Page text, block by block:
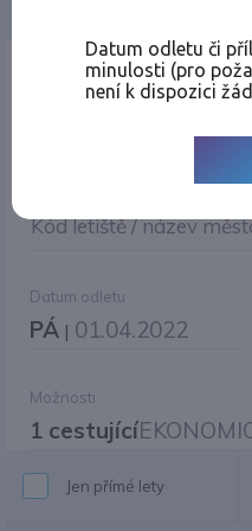
Místo odletu
Kód letiště / název
Datum odletu
PÁ | 01.04.2022
Možnosti
1 cestující
Jen přímé lety
Datum odletu či
minulosti (pro
není k dispozici